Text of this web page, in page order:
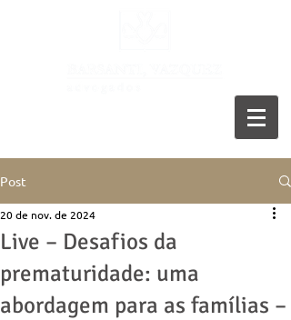
Post
Live – Desafios da
prematuridade: uma
abordagem para as famílias –
20 de nov. de 2024